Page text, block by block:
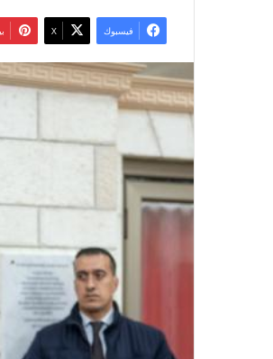
فيسبوك ‫X